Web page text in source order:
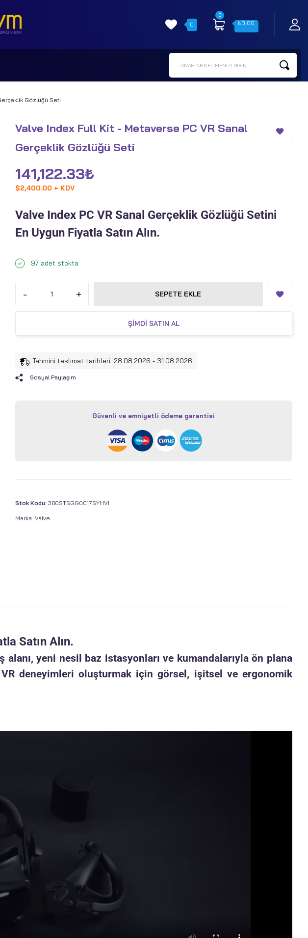
0
0
₺0,00
ANAHTAR KELIMENIZI GIRIN
Gözlüğü Seti
Valve Index Full Kit - Metaverse PC VR Sanal
Gerçeklik Gözlüğü Seti
141,122.33₺
$2,400.00 + KDV
Valve Index PC VR Sanal Gerçeklik Gözlüğü Setini
En Uygun Fiyatla Satın Alın.
97 adet stokta
- + SEPETE EKLE
ŞIMDI SATIN AL
Tahmini teslimat tarihleri: 28.08.2026 - 31.08.2026
Sosyal Paylaşım
Güvenli ve emniyetli ödeme garantisi
Stok Kodu: 360STSGG0017SYHVI
Marka: Valve
Satın Alın.
yeni nesil baz istasyonları ve kumandalarıyla ön plana
deneyimleri oluşturmak için görsel, işitsel ve ergonomik